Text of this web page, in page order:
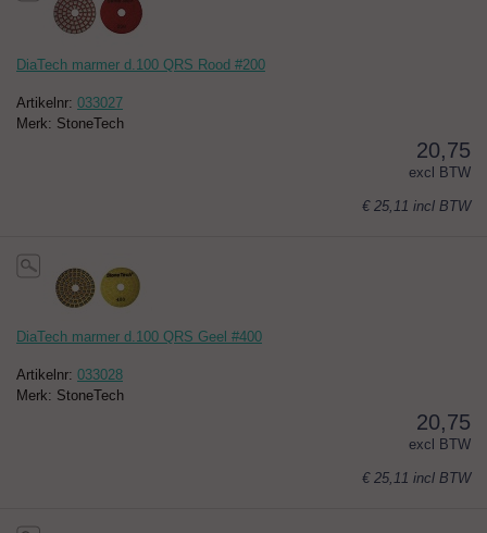
DiaTech marmer d.100 QRS Rood #200
Artikelnr: 033027
Merk: StoneTech
20,75
excl BTW
€ 25,11 incl BTW
DiaTech marmer d.100 QRS Geel #400
Artikelnr: 033028
Merk: StoneTech
20,75
excl BTW
€ 25,11 incl BTW